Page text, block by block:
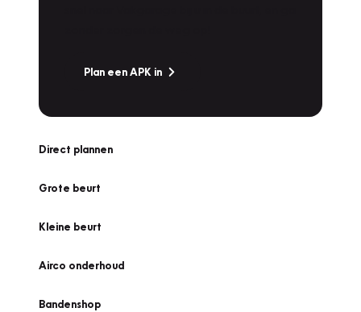
Plan een APK in
Direct plannen
Grote beurt
Kleine beurt
Airco onderhoud
Bandenshop